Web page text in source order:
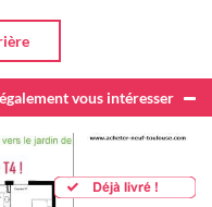
vous intéresser